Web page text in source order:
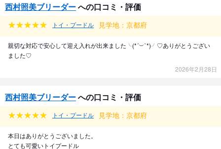
西村照美ブリーダーへの口コミ・評価
トイ・プードル 見学地：京都府
親切な対応で安心して迎え入れが出来ました╰(*´︶`*)╯♡ありがとうござい
ました♡
2026年2月28日
西村照美ブリーダーへの口コミ・評価
トイ・プードル 見学地：京都府
本日はありがとうございました。
とても可愛いトイプードル